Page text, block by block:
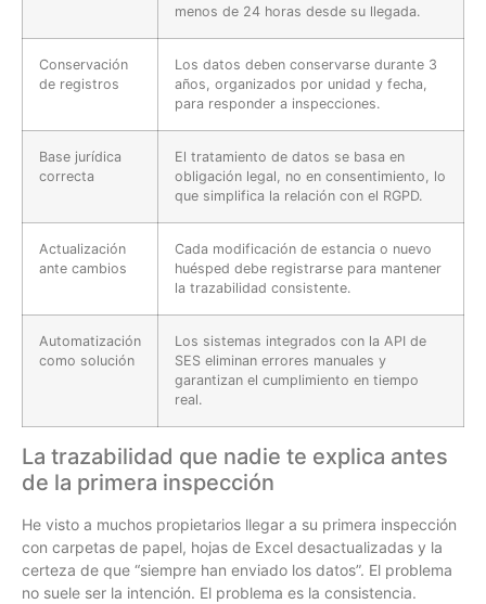
menos de 24 horas desde su llegada.
Conservación
de registros
Los datos deben conservarse durante 3
años, organizados por unidad y fecha,
para responder a inspecciones.
Base jurídica
correcta
El tratamiento de datos se basa en
obligación legal, no en consentimiento, lo
que simplifica la relación con el RGPD.
Actualización
ante cambios
Cada modificación de estancia o nuevo
huésped debe registrarse para mantener
la trazabilidad consistente.
Automatización
como solución
Los sistemas integrados con la API de
SES eliminan errores manuales y
garantizan el cumplimiento en tiempo
real.
La trazabilidad que nadie te explica antes
de la primera inspección
He visto a muchos propietarios llegar a su primera inspección
con carpetas de papel, hojas de Excel desactualizadas y la
certeza de que “siempre han enviado los datos”. El problema
no suele ser la intención. El problema es la consistencia.